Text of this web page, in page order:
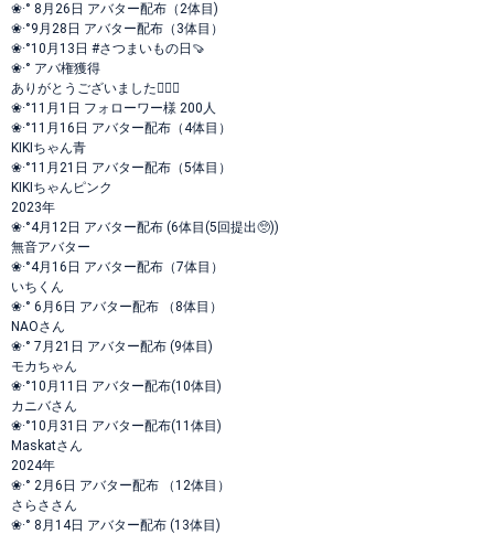
❀·° 8月26日 アバター配布（2体目)
❀·°9月28日 アバター配布（3体目）
❀·°10月13日 #さつまいもの日🍠
❀·° アバ権獲得
ありがとうございました🙇🏻‍♀️
❀·°11月1日 フォローワー様 200人
❀·°11月16日 アバター配布（4体目）
KIKIちゃん青
❀·°11月21日 アバター配布（5体目）
KIKIちゃんピンク
2023年
❀·°4月12日 アバター配布 (6体目(5回提出🥺))
無音アバター
❀·°4月16日 アバター配布（7体目）
いちくん
❀·° 6月6日 アバター配布 （8体目）
NAOさん
❀·° 7月21日 アバター配布 (9体目)
モカちゃん
❀·°10月11日 アバター配布(10体目)
カニバさん
❀·°10月31日 アバター配布(11体目)
Maskatさん
2024年
❀·° 2月6日 アバター配布 （12体目）
さらささん
❀·° 8月14日 アバター配布 (13体目)